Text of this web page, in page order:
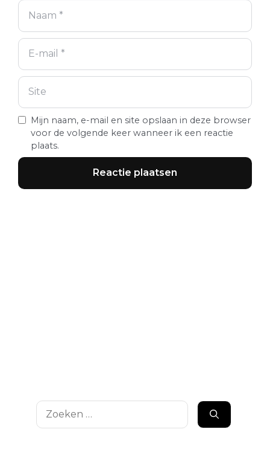
Mijn naam, e-mail en site opslaan in deze browser
voor de volgende keer wanneer ik een reactie
plaats.
Zoek
naar: